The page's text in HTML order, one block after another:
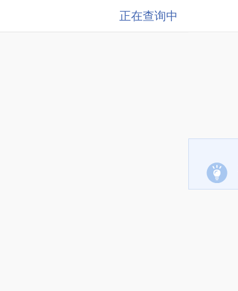
正在查询中